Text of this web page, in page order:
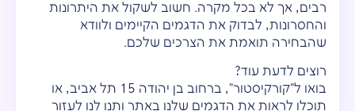
רבים, אך לא בכל מקרה. חשוב לשקול את היתרונות
והחסרונות, לבדוק את הדגמים הקיימים ולוודא
שהבחירה תואמת את הצרכים שלכם.
רוצים לדעת עוד?
בואו ל"קורקיסטור", ברחוב בן יהודה 15 תל אביב, או
תוכלו לראות את הדגמים שלנו באתר ותנו לנו לעזור